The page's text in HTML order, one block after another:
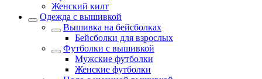
Женский килт
Одежда с вышивкой
Вышивка на бейсболках
Бейсболки для взрослых
Футболки с вышивкой
Мужские футболки
Женские футболки